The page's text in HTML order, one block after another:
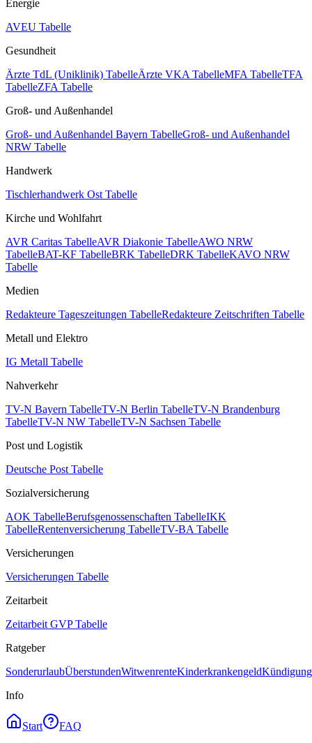
Energie
AVEU Tabelle
Gesundheit
Ärzte TdL (Uniklinik) TabelleÄrzte VKA TabelleMFA TabelleTFA
TabelleZFA Tabelle
Groß- und Außenhandel
Groß- und Außenhandel Bayern TabelleGroß- und Außenhandel
NRW Tabelle
Handwerk
Tischlerhandwerk Ost Tabelle
Kirche und Wohlfahrt
AVR Caritas TabelleAVR Diakonie TabelleAWO NRW
TabelleBAT-KF TabelleBRK TabelleDRK TabelleKAVO NRW
Tabelle
Medien
Redakteure Tageszeitungen TabelleRedakteure Zeitschriften Tabelle
Metall und Elektro
IG Metall Tabelle
Nahverkehr
TV-N Bayern TabelleTV-N Berlin TabelleTV-N Brandenburg
TabelleTV-N NW TabelleTV-N Sachsen Tabelle
Post und Logistik
Deutsche Post Tabelle
Sozialversicherung
AOK TabelleBerufsgenossenschaften TabelleIKK
TabelleRentenversicherung TabelleTV-BA Tabelle
Versicherungen
Versicherungen Tabelle
Zeitarbeit
Zeitarbeit GVP Tabelle
Ratgeber
SonderurlaubÜberstundenWitwenrenteKinderkrankengeld
Info
Start
FAQ